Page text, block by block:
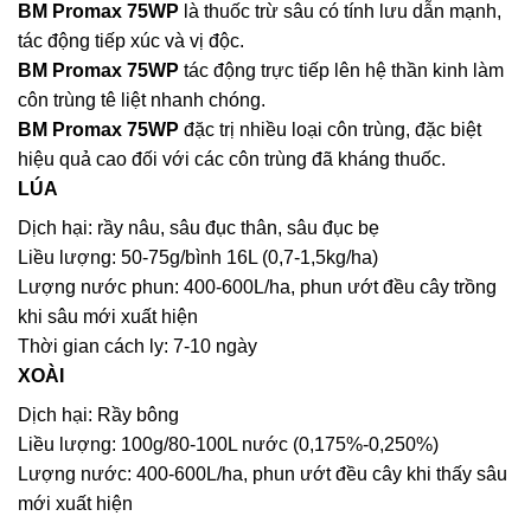
BM Promax 75WP là thuốc trừ sâu có tính lưu dẫn mạnh,
tác động tiếp xúc và vị độc.
BM Promax 75WP tác động trực tiếp lên hệ thần kinh làm
côn trùng tê liệt nhanh chóng.
BM Promax 75WP đặc trị nhiều loại côn trùng, đặc biệt
hiệu quả cao đối với các côn trùng đã kháng thuốc.
LÚA
Dịch hại: rầy nâu, sâu đục thân, sâu đục bẹ
Liều lượng: 50-75g/bình 16L (0,7-1,5kg/ha)
Lượng nước phun: 400-600L/ha, phun ướt đều cây trồng
khi sâu mới xuất hiện
Thời gian cách ly: 7-10 ngày
XOÀI
Dịch hại: Rầy bông
Liều lượng: 100g/80-100L nước (0,175%-0,250%)
Lượng nước: 400-600L/ha, phun ướt đều cây khi thấy sâu
mới xuất hiện